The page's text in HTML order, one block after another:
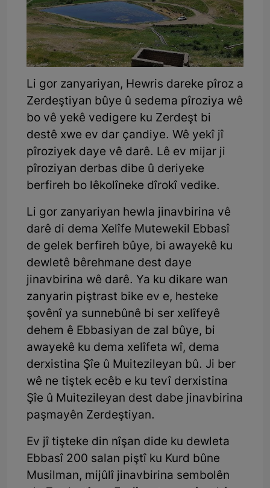
Li gor zanyariyan, Hewris dareke pîroz a
Zerdeştiyan bûye û sedema pîroziya wê
bo vê yekê vedigere ku Zerdeşt bi
destê xwe ev dar çandiye. Wê yekî jî
pîroziyek daye vê darê. Lê ev mijar ji
pîroziyan derbas dibe û deriyeke
berfireh bo lêkolîneke dîrokî vedike.
Li gor zanyariyan hewla jinavbirina vê
darê di dema Xelîfe Mutewekil Ebbasî
de gelek berfireh bûye, bi awayekê ku
dewletê bêrehmane dest daye
jinavbirina wê darê. Ya ku dikare wan
zanyarin piştrast bike ev e, hesteke
şovênî ya sunnebûnê bi ser xelîfeyê
dehem ê Ebbasiyan de zal bûye, bi
awayekê ku dema xelîfeta wî, dema
derxistina Şîe û Muitezileyan bû. Ji ber
wê ne tiştek ecêb e ku tevî derxistina
Şîe û Muitezileyan dest dabe jinavbirina
paşmayên Zerdeştiyan.
Ev jî tişteke din nîşan dide ku dewleta
Ebbasî 200 salan piştî ku Kurd bûne
Musilman, mijûlî jinavbirina sembolên